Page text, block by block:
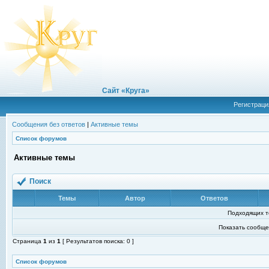
Сайт «Круга»
Сообщения без ответов | Активные темы
Список форумов
Активные темы
Поиск
Темы Автор Ответов
Подходящих
Показать
Страница 1 из 1 [ Результатов поиска: 0 ]
Список форумов